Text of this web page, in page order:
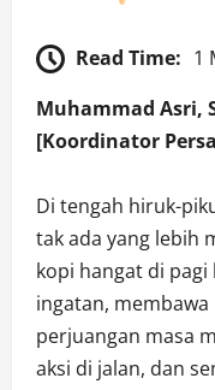
Read Time: 1
Muhammad Asri,
[Koordinator
Di tengah hiruk-
tak ada yang lebih
kopi hangat di
ingatan,
perjuangan masa
aksi di jalan, dan